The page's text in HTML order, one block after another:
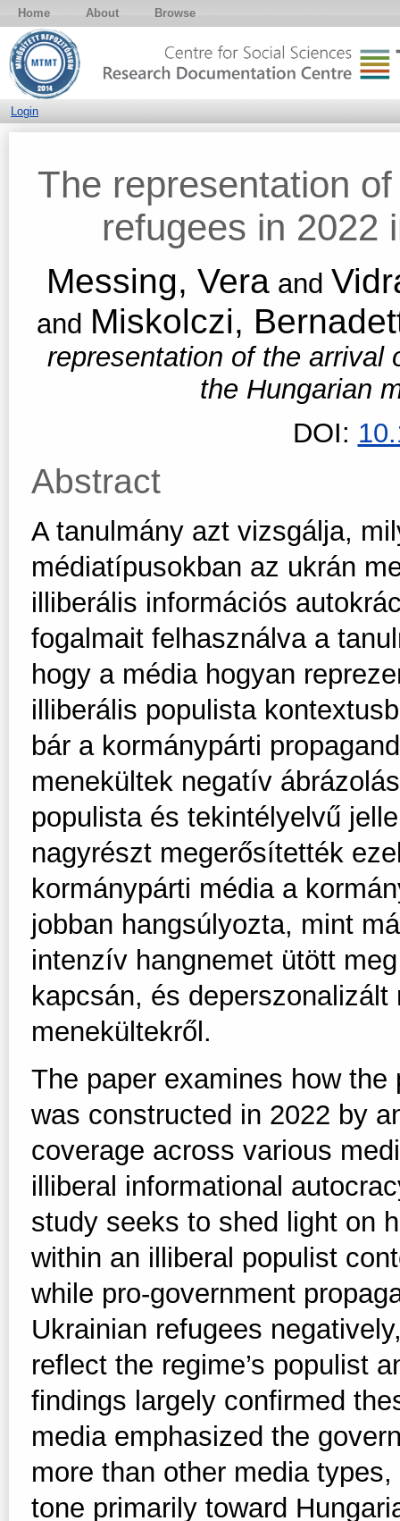
Home About Browse
Login
The representation
refugees in 2022
Messing, Veraand
and Miskolczi,
representation of the arrival
the Hungarian
DOI:
Abstract
A tanulmány azt vizsgálja,
médiatípusokban az ukrán
illiberális információs
fogalmait felhasználva a
hogy a média hogyan
illiberális populista
bár a kormánypárti
menekültek negatív
populista és tekintélyelvű
nagyrészt megerősítették
kormánypárti média a
jobban hangsúlyozta, mint
intenzív hangnemet ütött
kapcsán, és
menekültekről.
The paper examines how
was constructed in 2022 by
coverage across various
illiberal informational
study seeks to shed light on
within an illiberal populist
while pro-government
Ukrainian refugees
reflect the regime’s populist
findings largely confirmed
media emphasized the
more than other media
tone primarily toward